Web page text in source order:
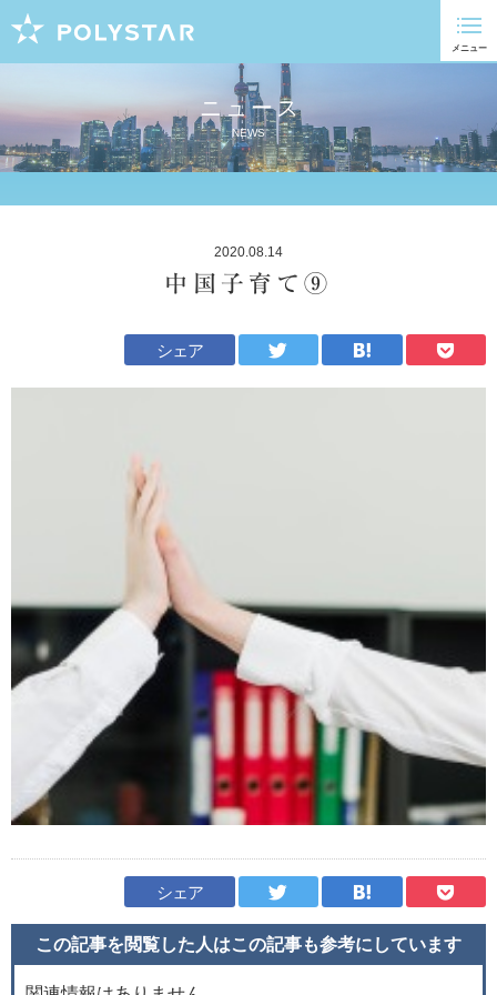
ニュース
NEWS
2020.08.14
中国子育て⑨
シェア
シェア
この記事を閲覧した人はこの記事も参考にしています